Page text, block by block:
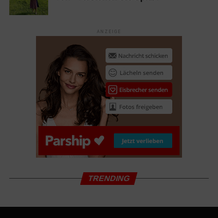
Sobald Sie einen geeigneten Platz für Ihr Advertorial
gefunden haben, fangen Sie an den Text vorzubereiten.
Bei der Themenauswahl empfiehlt sich ein Ratgeber-Text,
der einen Mehrwert für den Leser bietet. So halten Sie
den Leser des Artikels bei der Stange und senden
gleichzeitig positive Nutzersignale an Google. Zu den
positiven Nutzersignalen zählen vor allem die Zeit eines
Benutzers auf der jeweiligen Seite und zum anderen die
sogenannte Bounce-Rate oder auch Absprungrate, die
Google verrät, ob der jeweilige Benutzer das gefunden
Advertorials sollte 300 Wörter übersteigen. Je nach
Thema kann ein Advertorial bis zu 2500 Wörter umfassen.
Gliederung und Integration in Form eines
ANZEIGE
TRENDING